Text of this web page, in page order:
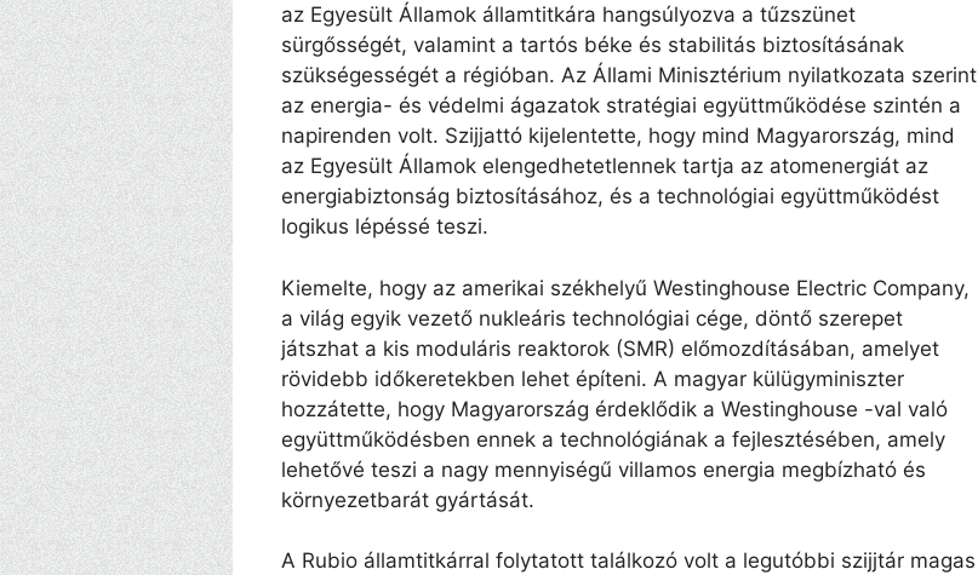
az Egyesült Államok államtitkára hangsúlyozva a tűzszünet
sürgősségét, valamint a tartós béke és stabilitás biztosításának
szükségességét a régióban. Az Állami Minisztérium nyilatkozata szerint
az energia- és védelmi ágazatok stratégiai együttműködése szintén a
napirenden volt. Szijjattó kijelentette, hogy mind Magyarország, mind
az Egyesült Államok elengedhetetlennek tartja az atomenergiát az
energiabiztonság biztosításához, és a technológiai együttműködést
logikus lépéssé teszi.
Kiemelte, hogy az amerikai székhelyű Westinghouse Electric Company,
a világ egyik vezető nukleáris technológiai cége, döntő szerepet
játszhat a kis moduláris reaktorok (SMR) előmozdításában, amelyet
rövidebb időkeretekben lehet építeni. A magyar külügyminiszter
hozzátette, hogy Magyarország érdeklődik a Westinghouse -val való
együttműködésben ennek a technológiának a fejlesztésében, amely
lehetővé teszi a nagy mennyiségű villamos energia megbízható és
környezetbarát gyártását.
A Rubio államtitkárral folytatott találkozó volt a legutóbbi szijjtár magas